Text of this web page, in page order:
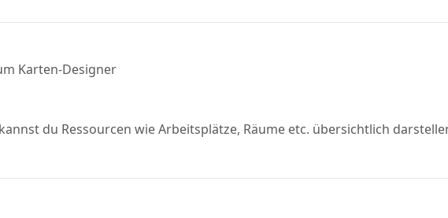
Karten-Designer
du Ressourcen wie Arbeitsplätze, Räume etc. übersichtlich